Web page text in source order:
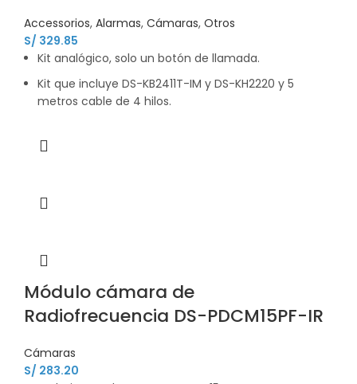
Accessorios, Alarmas, Cámaras, Otros
S/ 329.85
Kit analógico, solo un botón de llamada.
Kit que incluye DS-KB2411T-IM y DS-KH2220 y 5
metros cable de 4 hilos.
Módulo cámara de
Radiofrecuencia DS-PDCM15PF-IR
Cámaras
S/ 283.20